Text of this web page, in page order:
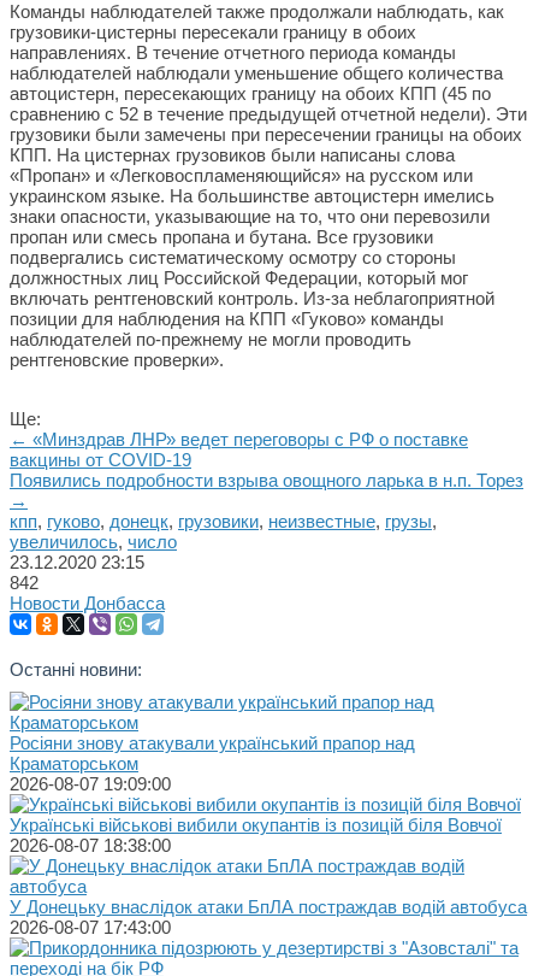
Команды наблюдателей также продолжали наблюдать, как
грузовики-цистерны пересекали границу в обоих
направлениях. В течение отчетного периода команды
наблюдателей наблюдали уменьшение общего количества
автоцистерн, пересекающих границу на обоих КПП (45 по
сравнению с 52 в течение предыдущей отчетной недели). Эти
грузовики были замечены при пересечении границы на обоих
КПП. На цистернах грузовиков были написаны слова
«Пропан» и «Легковоспламеняющийся» на русском или
украинском языке. На большинстве автоцистерн имелись
знаки опасности, указывающие на то, что они перевозили
пропан или смесь пропана и бутана. Все грузовики
подвергались систематическому осмотру со стороны
должностных лиц Российской Федерации, который мог
включать рентгеновский контроль. Из-за неблагоприятной
позиции для наблюдения на КПП «Гуково» команды
наблюдателей по-прежнему не могли проводить
рентгеновские проверки».
Ще:
← «Минздрав ЛНР» ведет переговоры с РФ о поставке
вакцины от COVID-19
Появились подробности взрыва овощного ларька в н.п. Торез
→
кпп, гуково, донецк, грузовики, неизвестные, грузы,
увеличилось, число
23.12.2020 23:15
842
Новости Донбасса
Останні новини:
Росіяни знову атакували український прапор над
Краматорськом
2026-08-07 19:09:00
Українські військові вибили окупантів із позицій біля Вовчої
2026-08-07 18:38:00
У Донецьку внаслідок атаки БпЛА постраждав водій автобуса
2026-08-07 17:43:00